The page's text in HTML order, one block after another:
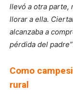
llevó a otra parte,
llorar a ella.
alcanzaba a
pérdida del padre”
Como
rural